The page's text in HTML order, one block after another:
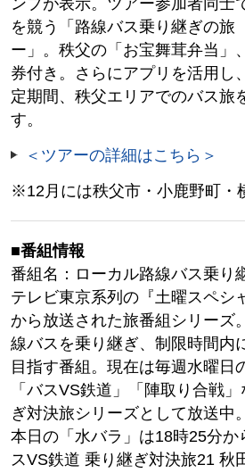
ンプが表示。ツアー参加者同士
を競う「路線バス乗り継ぎの
ー」。秩父の「お宝舞茸弁当」
券付き。さらにアプリを活用し
定期間、秩父エリアでのバス旅
す。
＜ツアーの詳細はこちら＞
※12月には秩父市・小鹿野町・
■番組情報
番組名：ローカル路線バス乗り
テレビ東京系列の『土曜スペシ
から放送された旅番組シリーズ
線バスを乗り継ぎ、制限時間内
目指す番組。現在は毎週水曜日
「バスVS鉄道」「陣取り合戦
ぎ対決旅シリーズとして放送中。
本日の「水バラ」は18時25分
スVS鉄道 乗り継ぎ対決旅21 秋